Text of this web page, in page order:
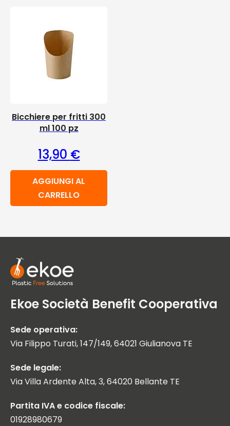
Bicchiere per fritti 300
ml 100 pz
13,90 €
AGGIUNGI AL
CARRELLO
Ekoe Società Benefit Cooperativa
Sede operativa:
Via Filippo Turati, 147/149, 64021 Giulianova TE
Sede legale:
Via Villa Ardente Alta, 3, 64020 Bellante TE
Partita IVA e codice fiscale:
01928980679